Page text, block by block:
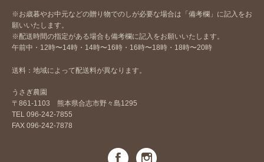
※お歳暮やお中元などの贈り物でのしが必要な場合は「備考欄」に記入をお
願いいたします。
※配送時間の指定がある場合も備考欄に記入をお願いいたします。
午前中・12時〜14時・14時〜16時・16時〜18時・18時〜20時
送料：地域によって配送料が異なります。
うさぎ農園
〒861-1103 熊本県合志市野々島1295
TEL 096-242-7855
FAX 096-242-7878